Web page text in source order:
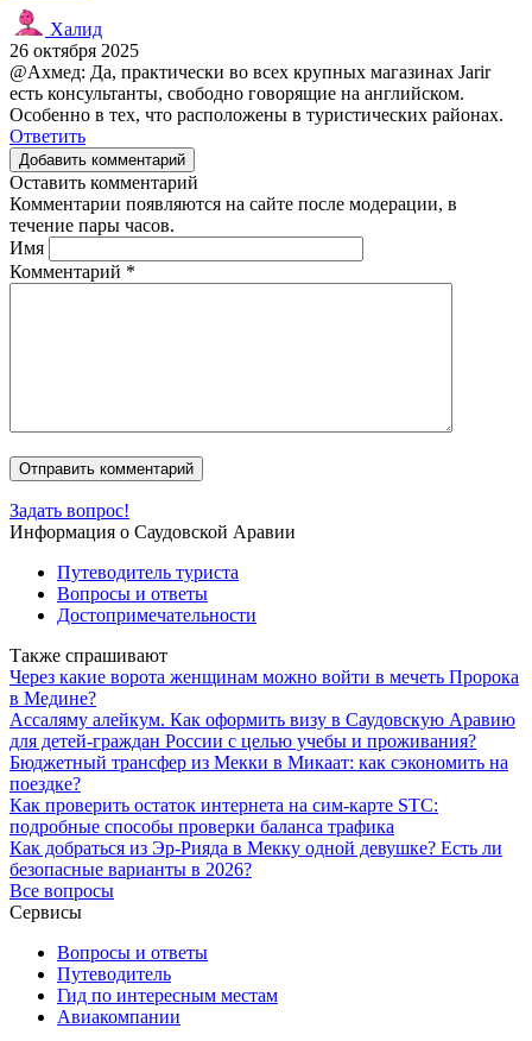
Халид
26 октября 2025
@Ахмед: Да, практически во всех крупных магазинах Jarir
есть консультанты, свободно говорящие на английском.
Особенно в тех, что расположены в туристических районах.
Ответить
Добавить комментарий
Оставить комментарий
Комментарии появляются на сайте после модерации, в
течение пары часов.
Имя
Комментарий *
Задать вопрос!
Информация о Саудовской Аравии
Путеводитель туриста
Вопросы и ответы
Достопримечательности
Также спрашивают
Через какие ворота женщинам можно войти в мечеть Пророка
в Медине?
Ассаляму алейкум. Как оформить визу в Саудовскую Аравию
для детей-граждан России с целью учебы и проживания?
Бюджетный трансфер из Мекки в Микаат: как сэкономить на
поездке?
Как проверить остаток интернета на сим-карте STC:
подробные способы проверки баланса трафика
Как добраться из Эр-Рияда в Мекку одной девушке? Есть ли
безопасные варианты в 2026?
Все вопросы
Сервисы
Вопросы и ответы
Путеводитель
Гид по интересным местам
Авиакомпании